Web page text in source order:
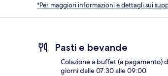
*Per maggiori informazioni e dettagli sui
Pasti e bevande
Colazione a buffet (a pagamento)
giorni dalle 07:30 alle 09:00